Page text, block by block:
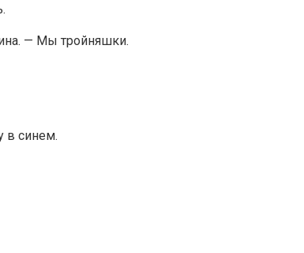
— Мы тройняшки.
в синем.